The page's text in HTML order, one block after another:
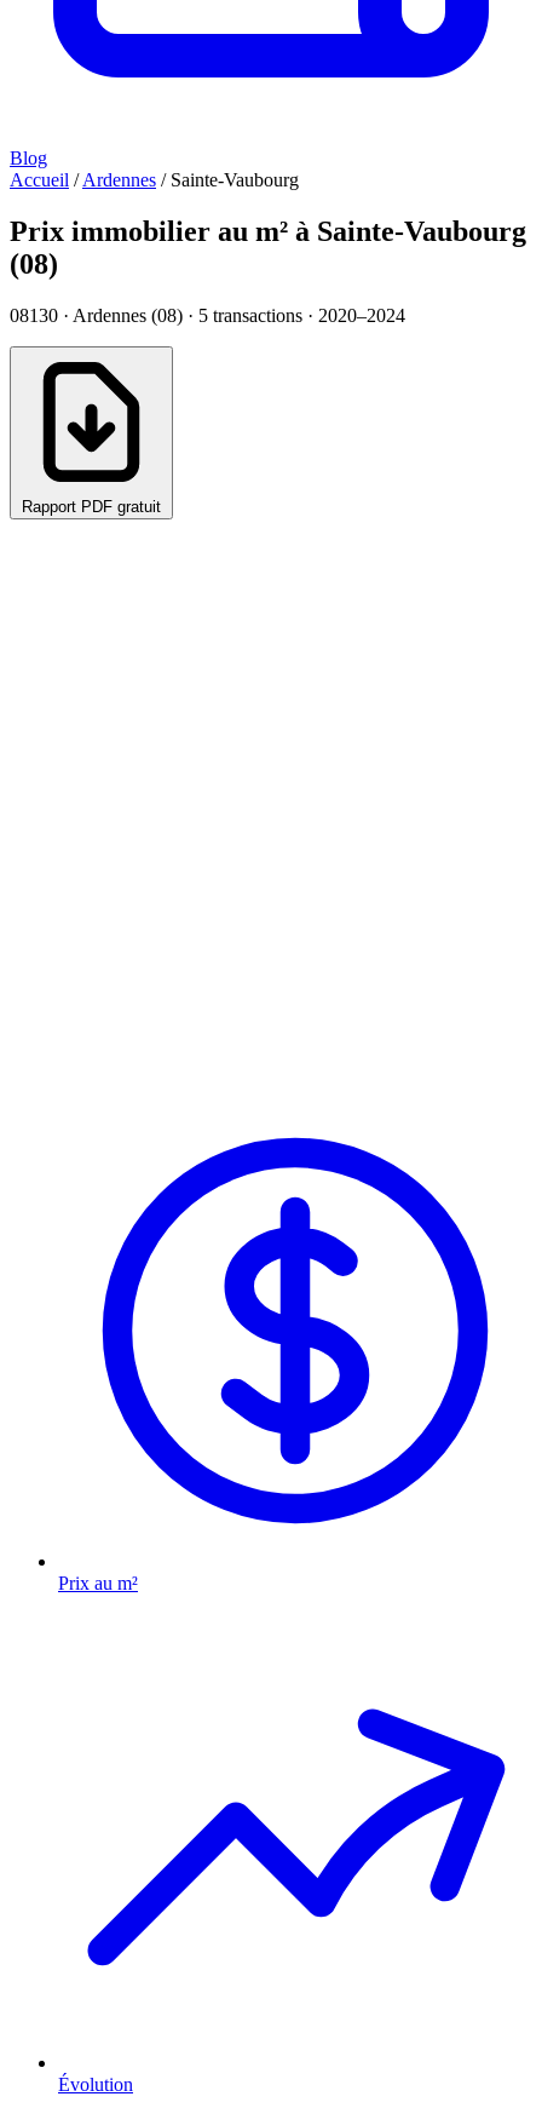
Blog
Accueil / Ardennes / Sainte-Vaubourg
Prix immobilier au m² à Sainte-Vaubourg
(08)
08130 · Ardennes (08) · 5 transactions · 2020–2024
Rapport PDF gratuit
Prix au m²
Évolution